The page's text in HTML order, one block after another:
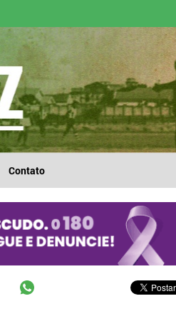
Contato